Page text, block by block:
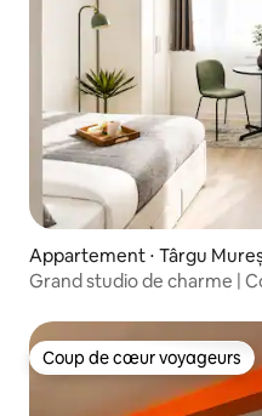
Appartement ⋅ Târgu
Grand studio de charme |
Coup de cœur voyageurs
Coup de cœur voyageurs